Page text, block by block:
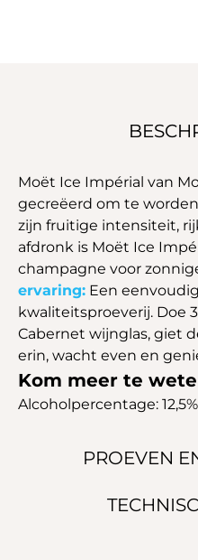
PROEVEN
Moët Ice Impérial van
gecreëerd om te
zijn fruitige intensiteit,
afdronk is Moët Ice
champagne voor
ervaring: Een
kwaliteitsproeverij. Doe
Cabernet wijnglas, giet
erin, wacht even en
Kom meer te
Alcoholpercentage: